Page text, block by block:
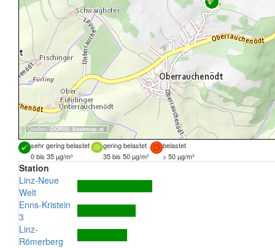
Quellen: DORIS, basemap.at
sehr gering belastet gering belastet
belastet
0 bis 35 µg/m³
35 bis 50 µg/m³ > 50 µg/m³
Station
Linz-Neue
Welt
Enns-Kristein
3
Linz-
Römerberg